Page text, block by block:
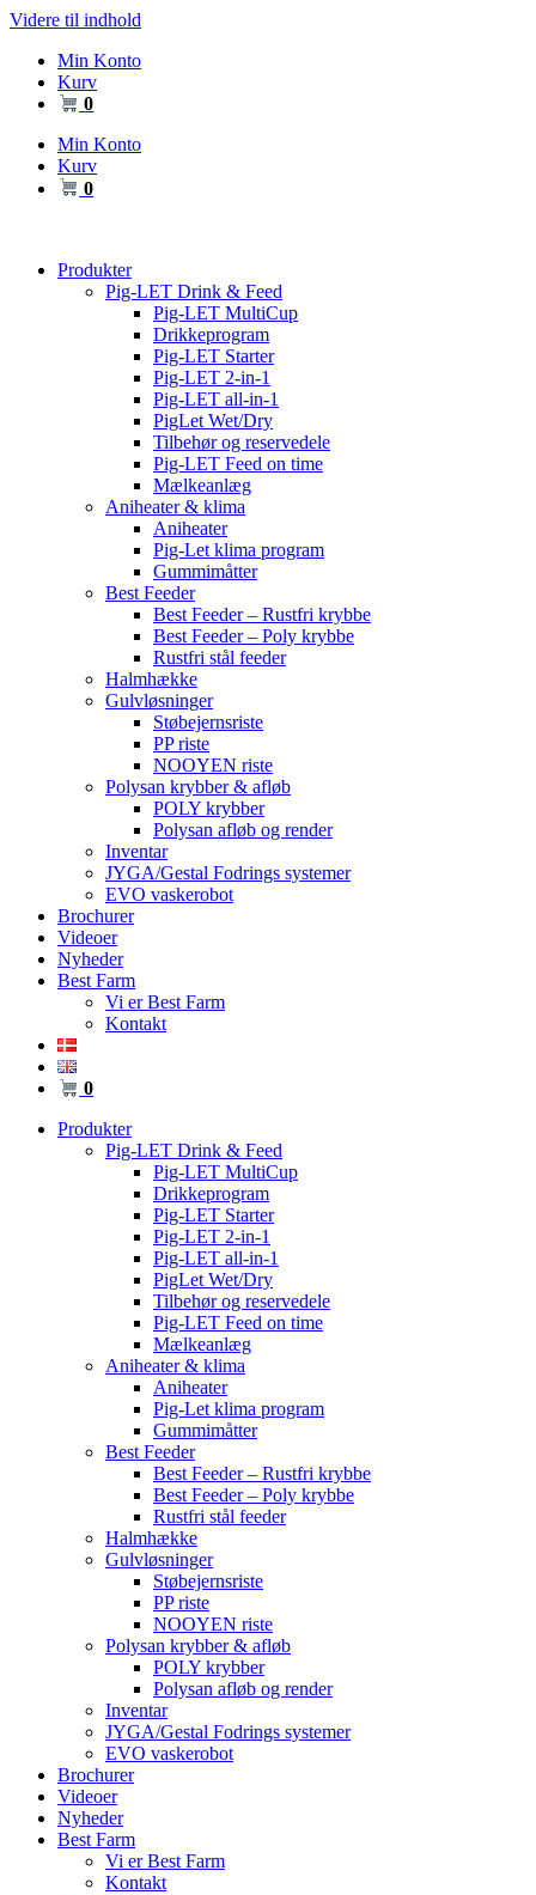
Videre til indhold
Min Konto
Kurv
0
Min Konto
Kurv
0
Produkter
Pig-LET Drink & Feed
Pig-LET MultiCup
Drikkeprogram
Pig-LET Starter
Pig-LET 2-in-1
Pig-LET all-in-1
PigLet Wet/Dry
Tilbehør og reservedele
Pig-LET Feed on time
Mælkeanlæg
Aniheater & klima
Aniheater
Pig-Let klima program
Gummimåtter
Best Feeder
Best Feeder – Rustfri krybbe
Best Feeder – Poly krybbe
Rustfri stål feeder
Halmhække
Gulvløsninger
Støbejernsriste
PP riste
NOOYEN riste
Polysan krybber & afløb
POLY krybber
Polysan afløb og render
Inventar
JYGA/Gestal Fodrings systemer
EVO vaskerobot
Brochurer
Videoer
Nyheder
Best Farm
Vi er Best Farm
Kontakt
0
Produkter
Pig-LET Drink & Feed
Pig-LET MultiCup
Drikkeprogram
Pig-LET Starter
Pig-LET 2-in-1
Pig-LET all-in-1
PigLet Wet/Dry
Tilbehør og reservedele
Pig-LET Feed on time
Mælkeanlæg
Aniheater & klima
Aniheater
Pig-Let klima program
Gummimåtter
Best Feeder
Best Feeder – Rustfri krybbe
Best Feeder – Poly krybbe
Rustfri stål feeder
Halmhække
Gulvløsninger
Støbejernsriste
PP riste
NOOYEN riste
Polysan krybber & afløb
POLY krybber
Polysan afløb og render
Inventar
JYGA/Gestal Fodrings systemer
EVO vaskerobot
Brochurer
Videoer
Nyheder
Best Farm
Vi er Best Farm
Kontakt